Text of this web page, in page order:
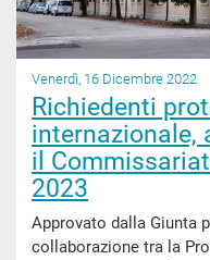
Venerdì, 16 Dicembre 2022
Richiedenti
internazionale,
il
2023
Approvato dalla Giunta
collaborazione tra la